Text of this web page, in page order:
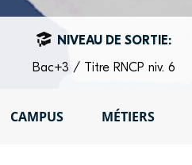
NIVEAU DE SORTIE:
Bac+3 / Titre RNCP niv. 6
CAMPUS MÉTIERS